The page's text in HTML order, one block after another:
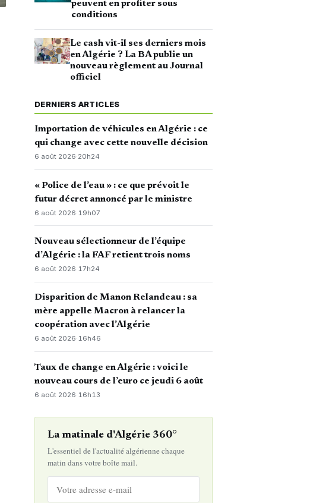
peuvent en profiter sous
conditions
Le cash vit-il ses derniers mois
en Algérie ? La BA publie un
nouveau règlement au Journal
officiel
DERNIERS ARTICLES
Importation de véhicules en Algérie : ce
qui change avec cette nouvelle décision
6 août 2026·20h24
« Police de l’eau » : ce que prévoit le
futur décret annoncé par le ministre
6 août 2026· 19h07
Nouveau sélectionneur de l’équipe
d’Algérie : la FAF retient trois noms
6 août 2026·17h24
Disparition de Manon Relandeau : sa
mère appelle Macron à relancer la
coopération avec l’Algérie
6 août 2026·16h46
Taux de change en Algérie : voici le
nouveau cours de l’euro ce jeudi 6 août
6 août 2026· 16h13
La matinale d'Algérie 360°
L'essentiel de l'actualité algérienne chaque
matin dans votre boîte mail.